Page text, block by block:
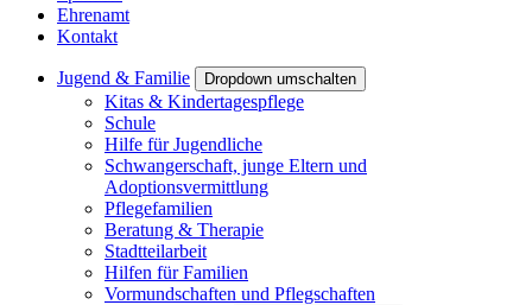
Ehrenamt
Kontakt
Jugend & Familie Dropdown umschalten
Kitas & Kindertagespflege
Schule
Hilfe für Jugendliche
Schwangerschaft, junge Eltern und
Adoptionsvermittlung
Pflegefamilien
Beratung & Therapie
Stadtteilarbeit
Hilfen für Familien
Vormundschaften und Pflegschaften